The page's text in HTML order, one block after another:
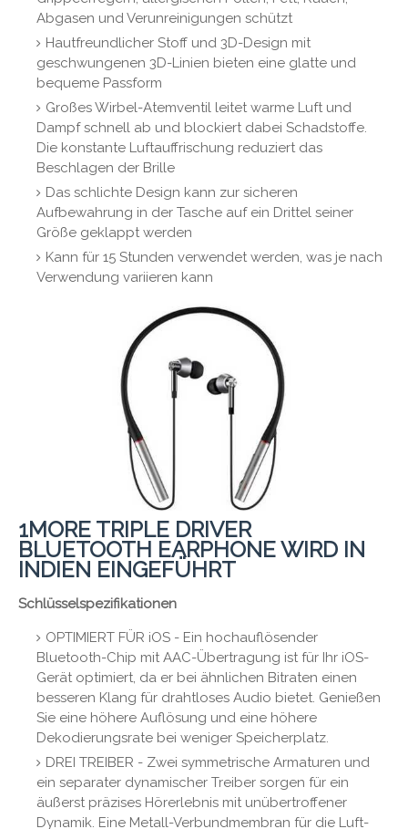
Abgasen und Verunreinigungen schützt
Hautfreundlicher Stoff und 3D-Design mit
geschwungenen 3D-Linien bieten eine glatte und
bequeme Passform
Großes Wirbel-Atemventil leitet warme Luft und
Dampf schnell ab und blockiert dabei Schadstoffe.
Die konstante Luftauffrischung reduziert das
Beschlagen der Brille
Das schlichte Design kann zur sicheren
Aufbewahrung in der Tasche auf ein Drittel seiner
Größe geklappt werden
Kann für 15 Stunden verwendet werden, was je nach
Verwendung variieren kann
1MORE TRIPLE DRIVER
BLUETOOTH EARPHONE WIRD IN
INDIEN EINGEFÜHRT
Schlüsselspezifikationen
OPTIMIERT FÜR iOS - Ein hochauflösender
Bluetooth-Chip mit AAC-Übertragung ist für Ihr iOS-
Gerät optimiert, da er bei ähnlichen Bitraten einen
besseren Klang für drahtloses Audio bietet. Genießen
Sie eine höhere Auflösung und eine höhere
Dekodierungsrate bei weniger Speicherplatz.
DREI TREIBER - Zwei symmetrische Armaturen und
ein separater dynamischer Treiber sorgen für ein
äußerst präzises Hörerlebnis mit unübertroffener
Dynamik. Eine Metall-Verbundmembran für die Luft-